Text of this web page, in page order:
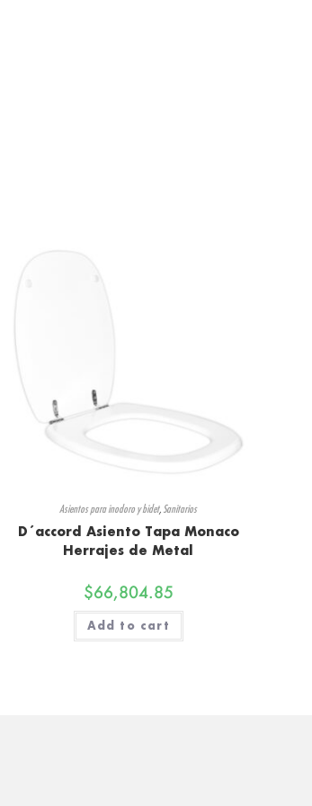
Asientos para inodoro y bidet, Sanitarios
D´accord Asiento Tapa Monaco
Herrajes de Metal
$66,804.85
Add to cart